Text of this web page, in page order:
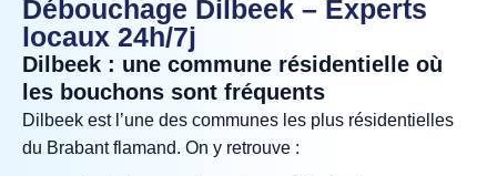
Débouchage Dilbeek – Experts
locaux 24h/7j
Dilbeek : une commune résidentielle où
les bouchons sont fréquents
Dilbeek est l’une des communes les plus résidentielles
du Brabant flamand. On y retrouve :